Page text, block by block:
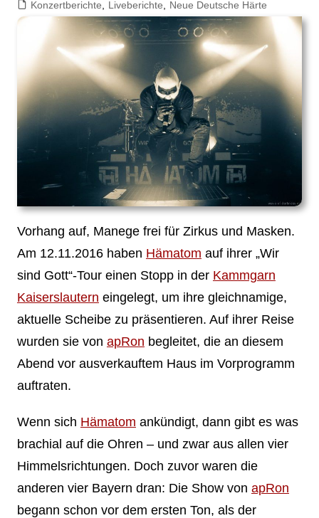
Konzertberichte
Liveberichte Neue Deutsche Härte
Vorhang auf, Manege frei für Zirkus und Masken.
Am 12.11.2016 haben Hämatom auf ihrer „Wir
sind Gott“-Tour einen Stopp in der Kammgarn
Kaiserslautern eingelegt, um ihre gleichnamige,
aktuelle Scheibe zu präsentieren. Auf ihrer Reise
wurden sie von apRon begleitet, die an diesem
Abend vor ausverkauftem Haus im Vorprogramm
auftraten.
Wenn sich Hämatom ankündigt, dann gibt es was
brachial auf die Ohren – und zwar aus allen vier
Himmelsrichtungen. Doch zuvor waren die
anderen vier Bayern dran: Die Show von apRon
begann schon vor dem ersten Ton, als der